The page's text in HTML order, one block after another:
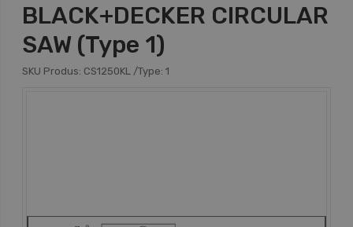
BLACK+DECKER CIRCULAR
SAW (Type 1)
SKU Produs: CS1250KL /Type:1